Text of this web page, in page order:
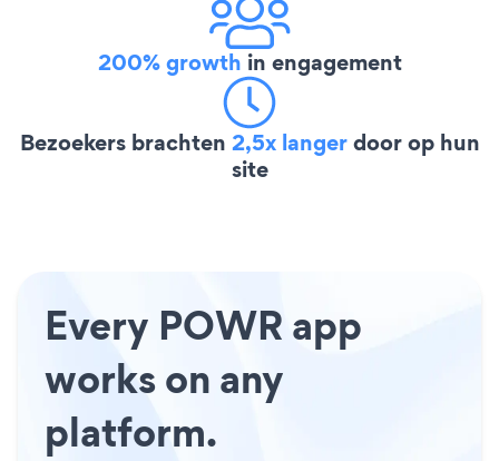
200% growth in engagement
Bezoekers brachten 2,5x langerdoor op hun
site
Every POWR app
works on any
platform.